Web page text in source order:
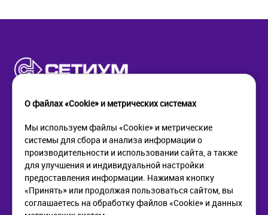
КОМПАНИЯ
О компании
Новости
Контакты
ПОМОЩЬ
Как купить
Доставка
Возврат
О файлах «Cookie» и метрических системах
Мы используем файлы «Cookie» и метрические
системы для сбора и анализа информации о
производительности и использовании сайта, а также
для улучшения и индивидуальной настройки
предоставления информации. Нажимая кнопку
«Принять» или продолжая пользоваться сайтом, вы
соглашаетесь на обработку файлов «Cookie» и данных